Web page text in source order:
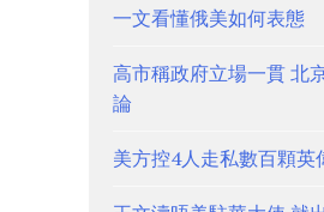
一文看懂俄美如何表態
高市稱政府立場一貫 北
論
美方控4人走私數百顆英